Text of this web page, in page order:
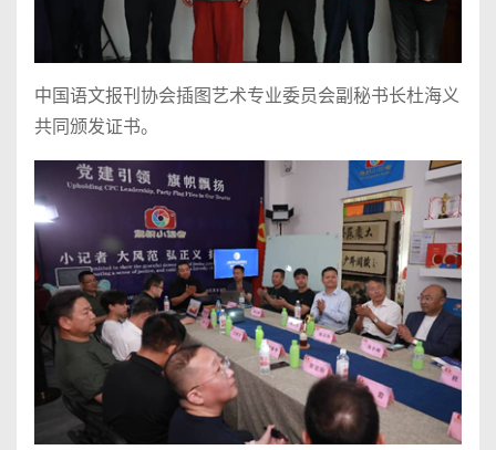
中国语文报刊协会插图艺术专业委员会副秘书长杜海义
共同颁发证书。